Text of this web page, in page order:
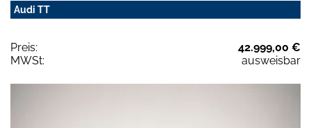
Audi TT
Preis:
42.999,00 €
MWSt:
ausweisbar